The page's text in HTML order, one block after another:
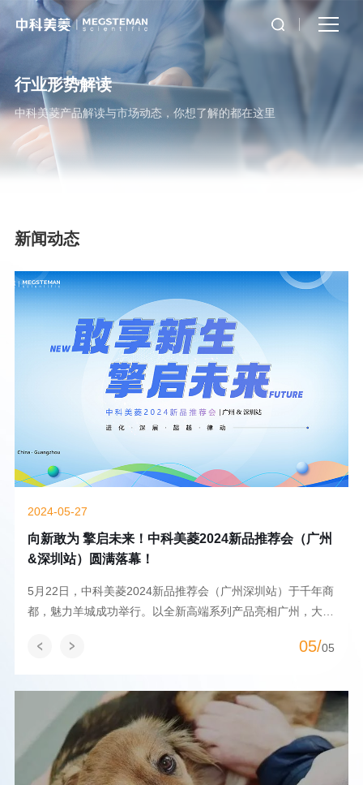
行业形势解读
中科美菱产品解读与市场动态，你想了解的都在这里
新闻动态
2024-05-27
向新敢为 擎启未来！中科美菱2024新品推荐会（广州
&深圳站）圆满落幕！
5月22日，中科美菱2024新品推荐会（广州深圳站）于千年商
都，魅力羊城成功举行。以全新高端系列产品亮相广州，大湾
05/05